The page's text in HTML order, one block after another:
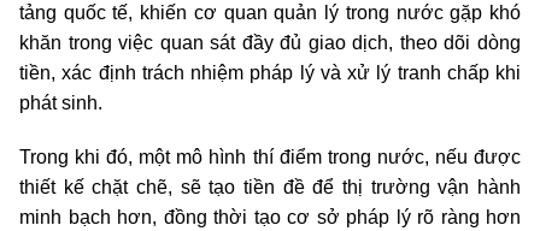
tảng quốc tế, khiến cơ quan quản lý trong nước gặp khó
khăn trong việc quan sát đầy đủ giao dịch, theo dõi dòng
tiền, xác định trách nhiệm pháp lý và xử lý tranh chấp khi
phát sinh.
Trong khi đó, một mô hình thí điểm trong nước, nếu được
thiết kế chặt chẽ, sẽ tạo tiền đề để thị trường vận hành
minh bạch hơn, đồng thời tạo cơ sở pháp lý rõ ràng hơn